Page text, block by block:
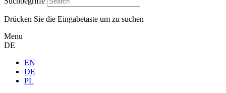
Drücken Sie die Eingabetaste um zu suchen
Menu
DE
EN
DE
PL